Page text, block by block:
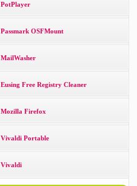
PotPlayer
Passmark OSFMount
MailWasher
Eusing Free Registry Cleaner
Mozilla Firefox
Vivaldi Portable
Vivaldi